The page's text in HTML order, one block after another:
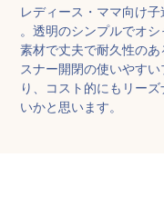
レディース・ママ向け
。透明のシンプルでオ
素材で丈夫で耐久性の
スナー開閉の使いやす
り、コスト的にもリー
いかと思います。